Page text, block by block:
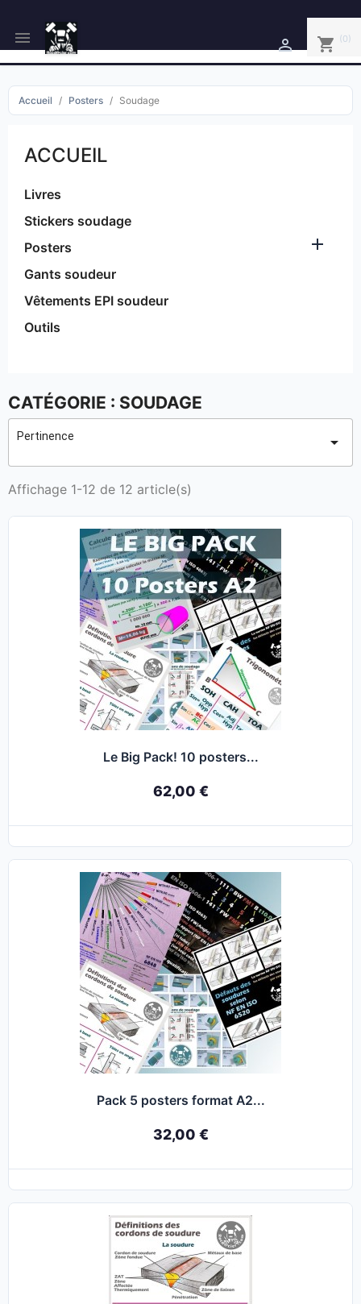
 shopping_cart (0)

Accueil Posters Soudage
ACCUEIL
Livres
Stickers soudage
Posters

Gants soudeur
Vêtements EPI soudeur
Outils
CATÉGORIE : SOUDAGE
Pertinence 
Affichage 1-12 de 12 article(s)
Le Big Pack! 10 posters...
62,00 €
Pack 5 posters format A2...
32,00 €